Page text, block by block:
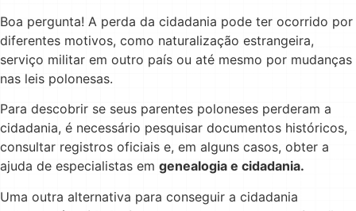
Boa pergunta! A perda da cidadania pode ter ocorrido por
diferentes motivos, como naturalização estrangeira,
serviço militar em outro país ou até mesmo por mudanças
nas leis polonesas.
Para descobrir se seus parentes poloneses perderam a
cidadania, é necessário pesquisar documentos históricos,
consultar registros oficiais e, em alguns casos, obter a
ajuda de especialistas em genealogia e cidadania.
Uma outra alternativa para conseguir a cidadania